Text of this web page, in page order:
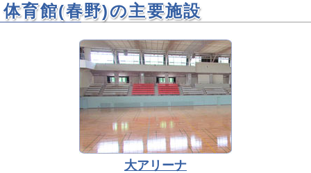
体育館(春野)の主要施設
大アリーナ